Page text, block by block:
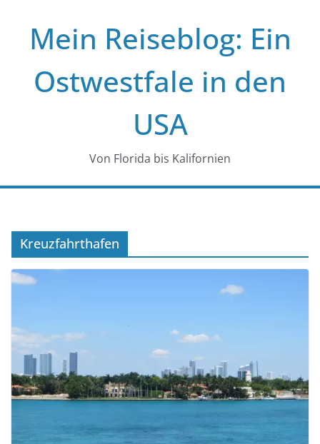
springenMein Reiseblog: Ein
Ostwestfale in den
USA
Von Florida bis Kalifornien
Kreuzfahrthafen